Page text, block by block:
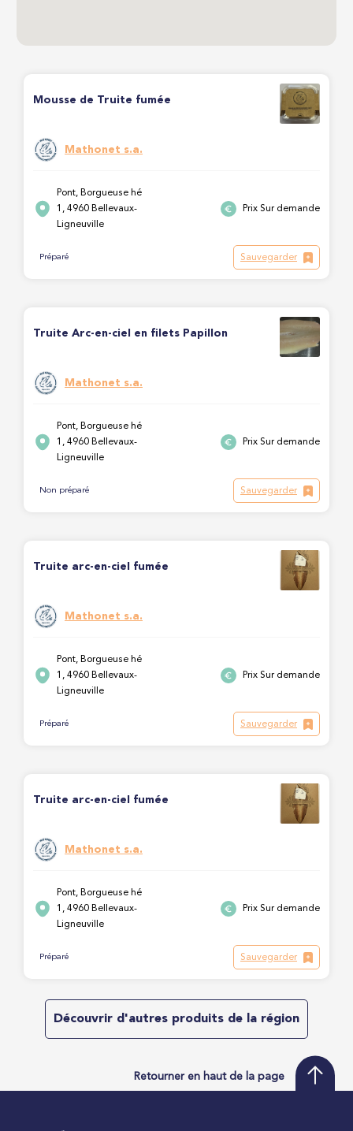
Mousse de Truite fumée
Mathonet s.a.
Pont, Borgueuse hé
1, 4960 Bellevaux-
Ligneuville
Prix Sur demande
Préparé Sauvegarder
Truite Arc-en-ciel en filets Papillon
Mathonet s.a.
Pont, Borgueuse hé
1, 4960 Bellevaux-
Ligneuville
Prix Sur demande
Non préparé Sauvegarder
Truite arc-en-ciel fumée
Mathonet s.a.
Pont, Borgueuse hé
1, 4960 Bellevaux-
Ligneuville
Prix Sur demande
Préparé Sauvegarder
Truite arc-en-ciel fumée
Mathonet s.a.
Pont, Borgueuse hé
1, 4960 Bellevaux-
Ligneuville
Prix Sur demande
Préparé Sauvegarder
Découvrir d'autres produits de la région
Retourner en haut de la page